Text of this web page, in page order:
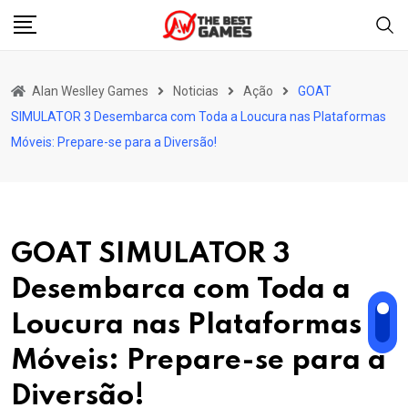
Skip
Alan Weslley Games Noticias Ação
GOAT
SIMULATOR 3 Desembarca com Toda a Loucura nas Plataformas
Móveis: Prepare-se para a Diversão!
GOAT SIMULATOR 3
Desembarca com Toda a
Loucura nas Plataformas
Móveis: Prepare-se para a
Diversão!